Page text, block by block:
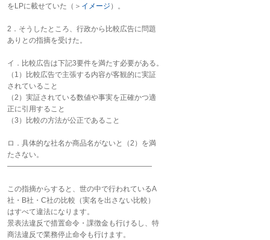
をLPに載せていた（＞ イメージ ）。
2．そうしたところ、行政から比較広告に問題
ありとの指摘を受けた。
イ．比較広告は下記3要件を満たす必要がある。
（1）比較広告で主張する内容が客観的に実証
されていること
（2）実証されている数値や事実を正確かつ適
正に引用すること
（3）比較の方法が公正であること
ロ．具体的な社名か商品名がないと（2）を満
たさない。
――――――――――――――――――――
この指摘からすると、世の中で行われているA
社・B社・C社の比較（実名を出さない比較）
はすべて違法になります。
景表法違反で措置命令・課徴金も行けるし、特
商法違反で業務停止命令も行けます。